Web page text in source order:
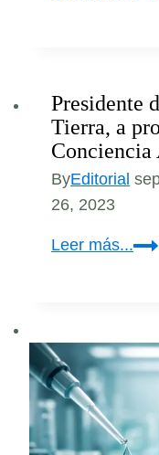
Presidente
Tierra, a
ByEditorial
26, 2023
Leer más...
Va
por
a